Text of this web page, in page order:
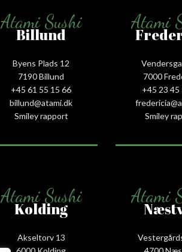
Atami Sushi
Billund
Byens Plads 12
7190 Billund
+45 61 55 15 66‬
billund@atami.dk
Smiley rapport
Atami
7000
+45 23 45
Smiley
Atami Sushi
Kolding
Akseltorv 13
Atami